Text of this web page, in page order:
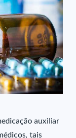
auxiliar
tais